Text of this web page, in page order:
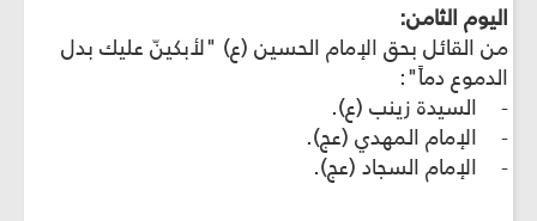
اليوم الثامن:
من القائل بحق الإمام الحسين (ع) "لأبكينّ عليك بدل
الدموع دماً":
- السيدة زينب (ع).
- الإمام المهدي (عج).
- الإمام السجاد (عج).